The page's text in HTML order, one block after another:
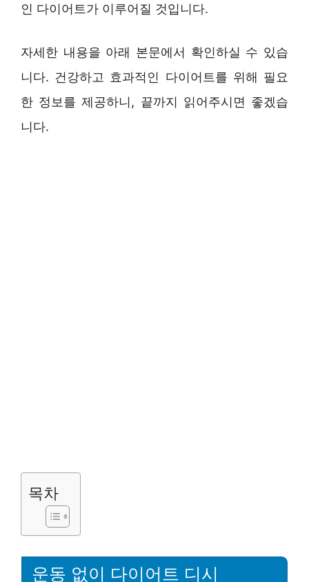
인 다이어트가 이루어질 것입니다.
자세한 내용을 아래 본문에서 확인하실 수 있습
니다. 건강하고 효과적인 다이어트를 위해 필요
한 정보를 제공하니, 끝까지 읽어주시면 좋겠습
니다.
목차
운동 없이 다이어트 디시